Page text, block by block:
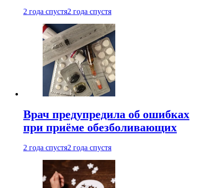
2 года спустя2 года спустя
Врач предупредила об ошибках
при приëме обезболивающих
2 года спустя2 года спустя